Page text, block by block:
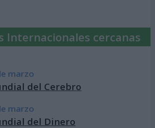
Internacionales cercanas
marzo
del Cerebro
marzo
del Dinero